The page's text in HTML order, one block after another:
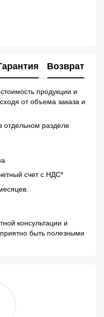
Возврат
продукции и
от объема заказа и
отдельном разделе
счет с НДС*
консультации и
быть полезными